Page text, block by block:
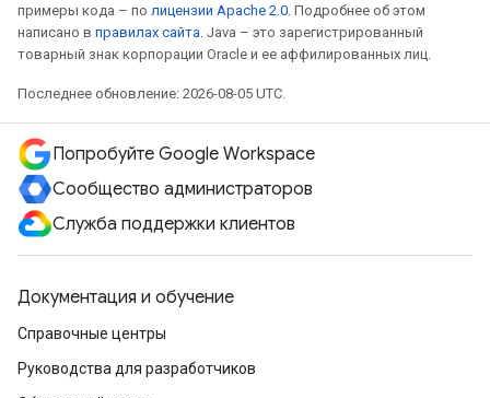
примеры кода – по лицензии Apache 2.0 . Подробнее об этом
написано в правилах сайта . Java – это зарегистрированный
товарный знак корпорации Oracle и ее аффилированных лиц.
Последнее обновление: 2026-08-05 UTC.
Попробуйте Google Workspace
Сообщество администраторов
Служба поддержки клиентов
Документация и обучение
Справочные центры
Руководства для разработчиков